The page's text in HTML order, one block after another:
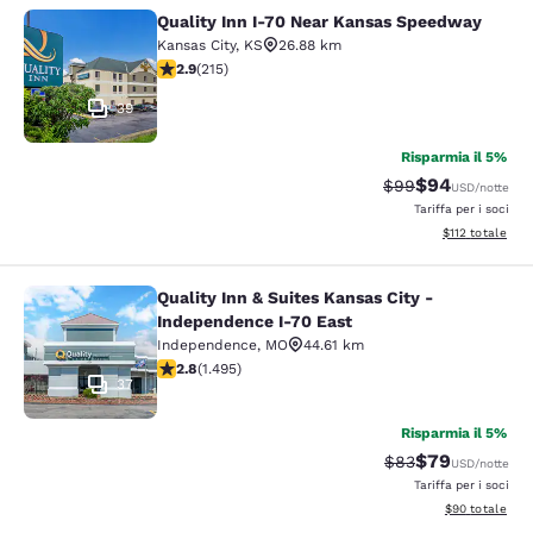
Quality Inn I-70 Near Kansas
39
Quality Inn I-70 Near Kansas Speedway
Kansas City, KS
26.88 km
Valutazione di 2.86 stelle. Discreto. 215 recensioni
2.9(215)
Risparmia il 5%
Tariffa di
$99Tariffa
$94USD/notte
Tariffa per i soci
Visualizza i
$112 totale
Quality Inn & Suites Kansas City -
37
Quality Inn & Suites Kansas City -
Independence I-70 East
Independence, MO
44.61 km
Valutazione di 2.75 stelle. Discreto. 1495 recensioni
2.8(1.495)
Risparmia il 5%
Tariffa di
$83Tariffa
$79USD/notte
Tariffa per i soci
Visualizza i
$90 totale